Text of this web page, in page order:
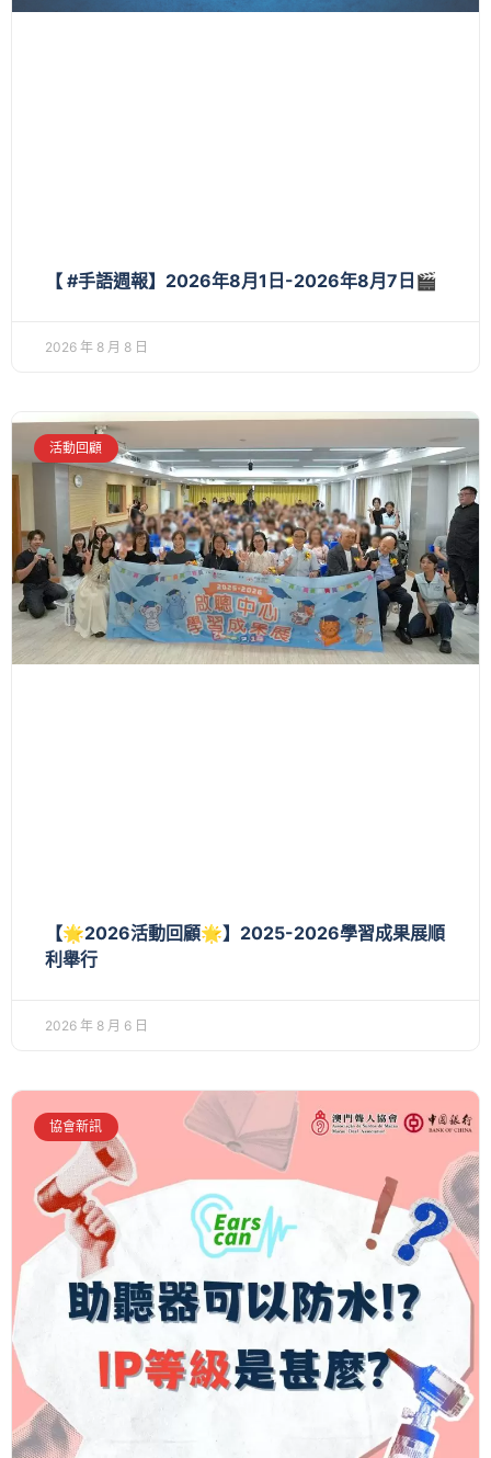
【 #手語週報】2026年8月1日-2026年8月7日🎬
2026 年 8 月 8 日
活動回顧
【🌟2026活動回顧🌟】2025-2026學習成果展順
利舉行
2026 年 8 月 6 日
協會新訊